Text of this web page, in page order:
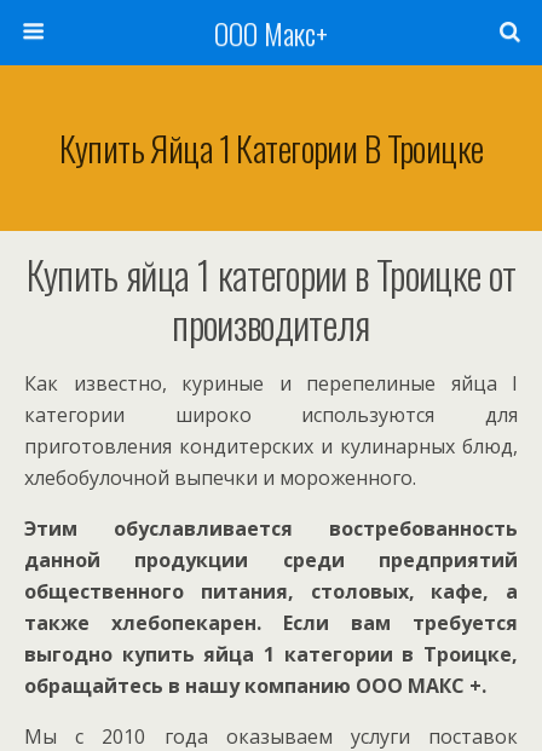
ООО Макс+
Купить Яйца 1 Категории В Троицке
Купить яйца 1 категории в Троицке от
производителя
Как известно, куриные и перепелиные яйца I
категории широко используются для
приготовления кондитерских и кулинарных блюд,
хлебобулочной выпечки и мороженного.
Этим обуславливается востребованность
данной продукции среди предприятий
общественного питания, столовых, кафе, а
также хлебопекарен. Если вам требуется
выгодно купить яйца 1 категории в Троицке,
обращайтесь в нашу компанию ООО МАКС +.
Мы с 2010 года оказываем услуги поставок